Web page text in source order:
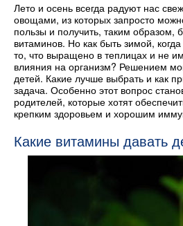
Лето и осень всегда радуют нас
овощами, из которых запросто
пользы и получить, таким образом,
витаминов. Но как быть зимой,
то, что выращено в теплицах и не
влияния на организм? Решением
детей. Какие лучше выбрать и как
задача. Особенно этот вопрос
родителей, которые хотят
крепким здоровьем и хорошим
Какие витамины давать